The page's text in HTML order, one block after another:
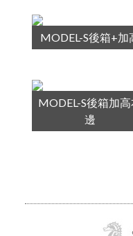
MODEL-S後箱+加
MODEL-S後箱加
邊